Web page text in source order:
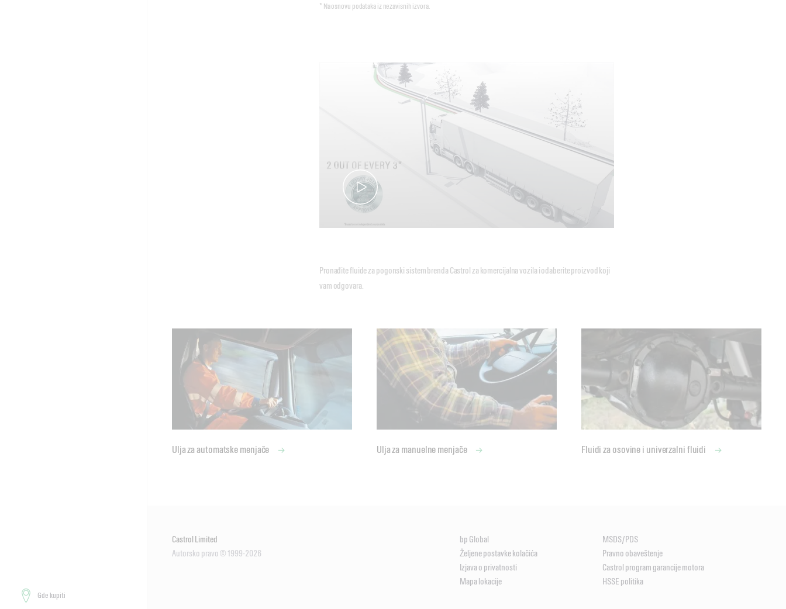
Gde kupiti
* Na osnovu podataka iz nezavisnih izvora.
Pronađite fluide za pogonski sistem brenda Castrol za komercijalna vozila i odaberite proizvod koji
vam odgovara.
Ulja za automatske menjače Ulja za manuelne menjače Fluidi za osovine i univerzalni fluidi
Castrol Limited
Autorsko pravo © 1999-2026
bp Global
MSDS/PDS
Željene postavke kolačića
Pravno obaveštenje
Izjava o privatnosti
Castrol program garancije motora
Mapa lokacije
HSSE politika